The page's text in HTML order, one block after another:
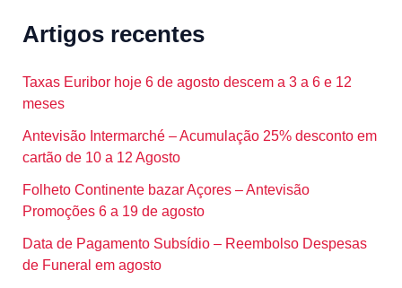
Artigos recentes
Taxas Euribor hoje 6 de agosto descem a 3 a 6 e 12
meses
Antevisão Intermarché – Acumulação 25% desconto em
cartão de 10 a 12 Agosto
Folheto Continente bazar Açores – Antevisão
Promoções 6 a 19 de agosto
Data de Pagamento Subsídio – Reembolso Despesas
de Funeral em agosto